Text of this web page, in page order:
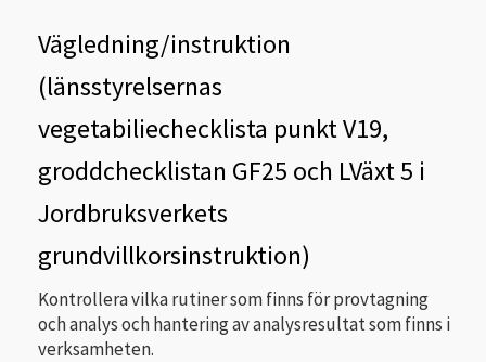
Vägledning/instruktion
(länsstyrelsernas
vegetabiliechecklista punkt V19,
groddchecklistan GF25 och LVäxt 5 i
Jordbruksverkets
grundvillkorsinstruktion)
Kontrollera vilka rutiner som finns för provtagning
och analys och hantering av analysresultat som finns i
verksamheten.